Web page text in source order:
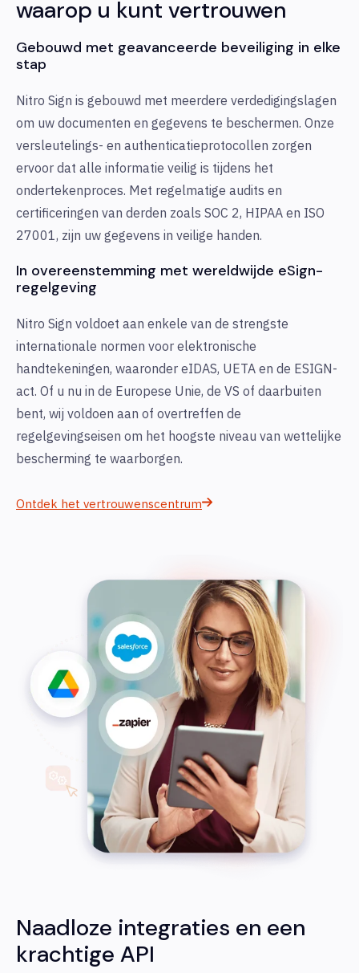
waarop u kunt vertrouwen
Gebouwd met geavanceerde beveiliging in elke
stap
Nitro Sign is gebouwd met meerdere verdedigingslagen
om uw documenten en gegevens te beschermen. Onze
versleutelings- en authenticatieprotocollen zorgen
ervoor dat alle informatie veilig is tijdens het
ondertekenproces. Met regelmatige audits en
certificeringen van derden zoals SOC 2, HIPAA en ISO
27001, zijn uw gegevens in veilige handen.
In overeenstemming met wereldwijde eSign-
regelgeving
Nitro Sign voldoet aan enkele van de strengste
internationale normen voor elektronische
handtekeningen, waaronder eIDAS, UETA en de ESIGN-
act. Of u nu in de Europese Unie, de VS of daarbuiten
bent, wij voldoen aan of overtreffen de
regelgevingseisen om het hoogste niveau van wettelijke
bescherming te waarborgen.
Ontdek het vertrouwenscentrum
Naadloze integraties en een
krachtige API